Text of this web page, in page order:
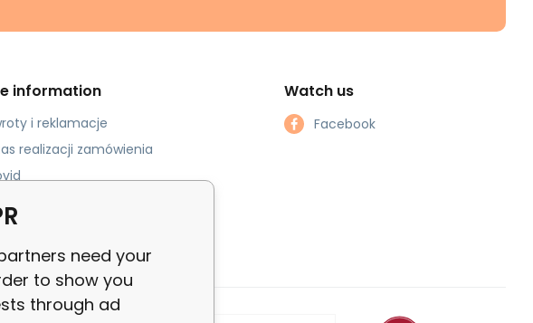
information
i reklamacje
realizacji zamówienia
Watch us
Facebook
need your
to show you
through ad